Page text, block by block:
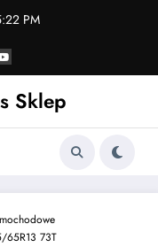
PM
Sklep
65R13 73T